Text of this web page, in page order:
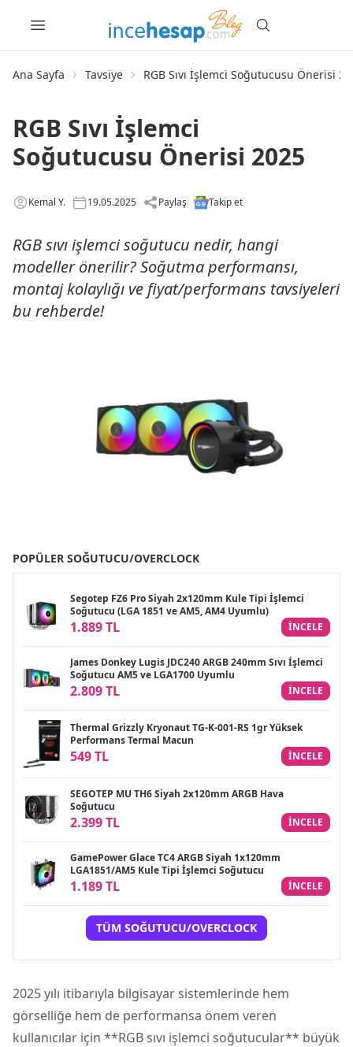
Ana Sayfa Tavsiye RGB Sıvı İşlemci Soğutucusu Önerisi
RGB Sıvı İşlemci
Soğutucusu Önerisi 2025
Kemal Y. 19.05.2025 Paylaş Takip et
RGB sıvı işlemci soğutucu nedir, hangi
modeller önerilir? Soğutma performansı,
montaj kolaylığı ve fiyat/performans tavsiyeleri
bu rehberde!
POPÜLER SOĞUTUCU/OVERCLOCK
Segotep FZ6 Pro Siyah 2x120mm Kule Tipi İşlemci
Soğutucu (LGA 1851 ve AM5, AM4 Uyumlu)
1.889 TL INCELE
James Donkey Lugis JDC240 ARGB 240mm Sıvı İşlemci
Soğutucu AM5 ve LGA1700 Uyumlu
2.809 TL INCELE
Thermal Grizzly Kryonaut TG-K-001-RS 1gr Yüksek
Performans Termal Macun
549 TL INCELE
SEGOTEP MU TH6 Siyah 2x120mm ARGB Hava
Soğutucu
2.399 TL INCELE
GamePower Glace TC4 ARGB Siyah 1x120mm
LGA1851/AM5 Kule Tipi İşlemci Soğutucu
1.189 TL INCELE
TÜM SOĞUTUCU/OVERCLOCK
2025 yılı itibarıyla bilgisayar sistemlerinde hem
görselliğe hem de performansa önem veren
kullanıcılar için **RGB sıvı işlemci soğutucular** büyük